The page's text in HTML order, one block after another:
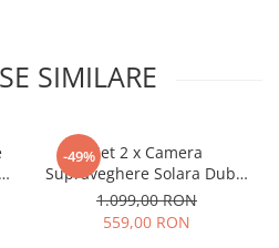
SIMILARE
-49%Set 2 x Camera
Supraveghere Solara Dubla
INNOVA 4G , 6MP , Full HD,
PTZ 360°, baterie
12000mAh, 3 ani garantie
1.099,00 RON
559,00 RON